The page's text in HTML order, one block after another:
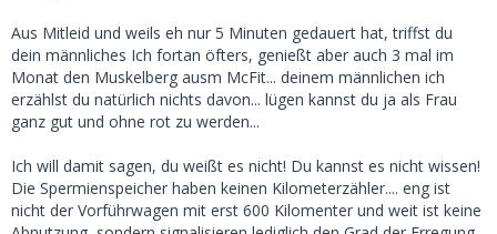
Aus Mitleid und weils eh nur 5 Minuten gedauert hat, triffst du
dein männliches Ich fortan öfters, genießt aber auch 3 mal im
Monat den Muskelberg ausm McFit... deinem männlichen ich
erzählst du natürlich nichts davon... lügen kannst du ja als Frau
ganz gut und ohne rot zu werden...
Ich will damit sagen, du weißt es nicht! Du kannst es nicht wissen!
Die Spermienspeicher haben keinen Kilometerzähler.... eng ist
nicht der Vorführwagen mit erst 600 Kilomenter und weit ist keine